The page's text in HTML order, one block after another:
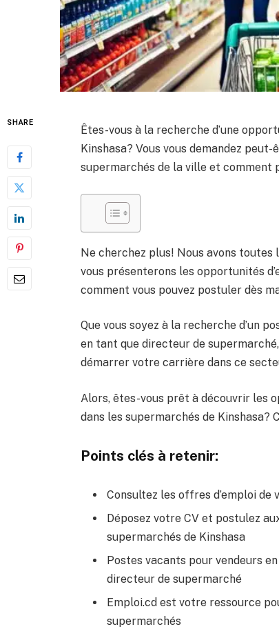
SHARE
Êtes-vous à la recherche d’une
Kinshasa? Vous vous demandez
supermarchés de la ville et
Ne cherchez plus! Nous avons toutes
vous présenterons les opportunités
comment vous pouvez postuler dès
Que vous soyez à la recherche d’un
en tant que directeur de
démarrer votre carrière dans ce
Alors, êtes-vous prêt à découvrir les
dans les supermarchés de Kinshasa?
Points clés à retenir:
Consultez les offres d’emploi de
Déposez votre CV et postulez
supermarchés de Kinshasa
Postes vacants pour vendeurs
directeur de supermarché
Emploi.cd est votre ressource
supermarchés